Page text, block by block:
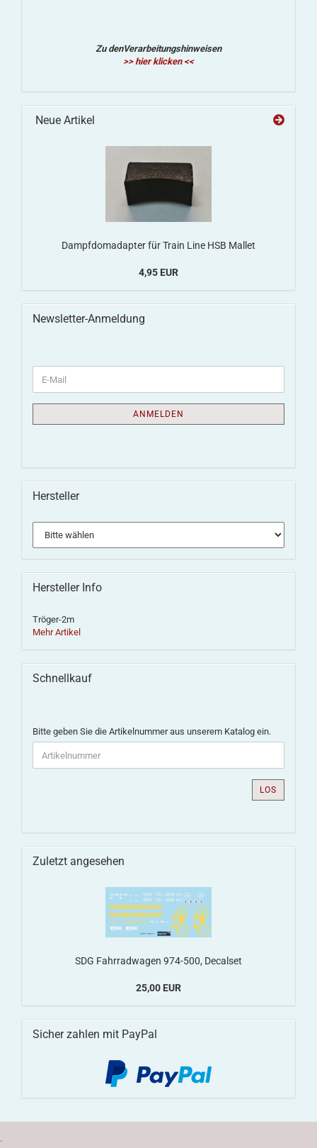
Zu denVerarbeitungshinweisen
>> hier klicken <<
Neue Artikel
Dampfdomadapter für Train Line HSB Mallet
4,95 EUR
Newsletter-Anmeldung
ANMELDEN
Hersteller
Hersteller Info
Tröger-2m
Mehr Artikel
Schnellkauf
Bitte geben Sie die Artikelnummer aus unserem Katalog ein.
LOS
Zuletzt angesehen
SDG Fahrradwagen 974-500, Decalset
25,00 EUR
Sicher zahlen mit PayPal
.